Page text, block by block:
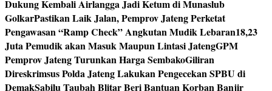
Dukung Kembali Airlangga Jadi Ketum di Munaslub
GolkarPastikan Laik Jalan, Pemprov Jateng Perketat
Pengawasan “Ramp Check” Angkutan Mudik Lebaran18,23
Juta Pemudik akan Masuk Maupun Lintasi JatengGPM
Pemprov Jateng Turunkan Harga SembakoGiliran
Direskrimsus Polda Jateng Lakukan Pengecekan SPBU di
DemakSabilu Taubah Blitar Beri Bantuan Korban Banjir